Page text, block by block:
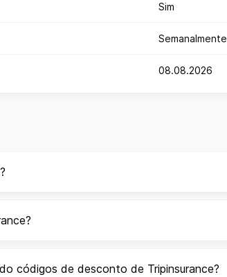
Sim
Semanalmente
08.08.2026
códigos de desconto de Tripinsurance?